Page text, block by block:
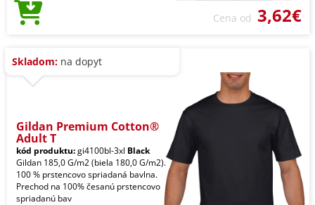
Cena od 3,62€
Skladom: na dopyt
Gildan Premium Cotton®
Adult T
kód produktu:gi4100bl-3xl Black
Gildan 185,0 G/m2 (biela 180,0 G/m2).
100 % prstencovo spriadaná bavlna.
Prechod na 100% česanú prstencovo
spriadanú bav